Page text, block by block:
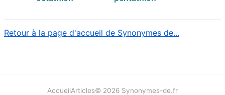
Retour à la page d'accueil de Synonymes de...
AccueilArticles© 2026 Synonymes-de.fr